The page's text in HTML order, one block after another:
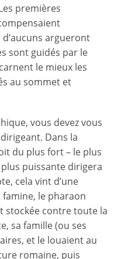
premières
d’aucuns argueront
sont guidés par le
le mieux les
au sommet et
vous devez vous
Dans la
du plus fort – le plus
puissante dirigera
cela vint d’une
le pharaon
stockée contre toute la
sa famille (ou ses
et le louaient au
romaine, puis